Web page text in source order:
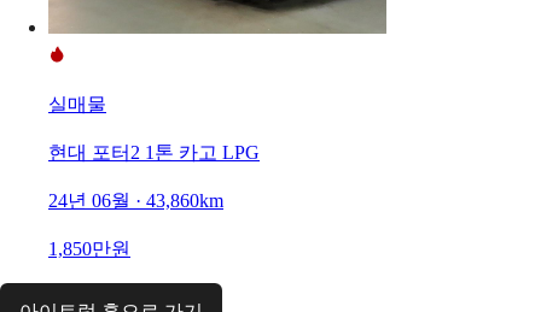
실매물
현대 포터2 1톤 카고 LPG
24년 06월 · 43,860km
1,850만원